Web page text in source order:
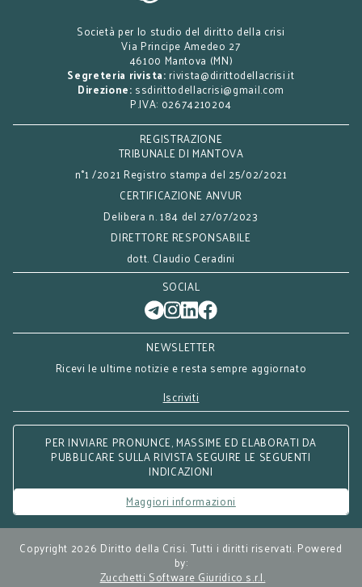
Società per lo studio del diritto della crisi
Via Principe Amedeo 27
46100 Mantova (MN)
Segreteria rivista: rivista@dirittodellacrisi.it
Direzione: ssdirittodellacrisi@gmail.com
P.IVA: 02674210204
REGISTRAZIONE
TRIBUNALE DI MANTOVA
n°1 /2021 Registro stampa del 25/02/2021
CERTIFICAZIONE ANVUR
Delibera n. 184 del 27/07/2023
DIRETTORE RESPONSABILE
dott. Claudio Ceradini
SOCIAL
NEWSLETTER
Ricevi le ultime notizie e resta sempre aggiornato
Iscriviti
PER INVIARE PRONUNCE, MASSIME ED ELABORATI DA
PUBBLICARE SULLA RIVISTA SEGUIRE LE SEGUENTI
INDICAZIONI
Maggiori informazioni
Copyright 2026 Diritto della Crisi. Tutti i diritti riservati. Powered
by:
Zucchetti Software Giuridico s.r.l.